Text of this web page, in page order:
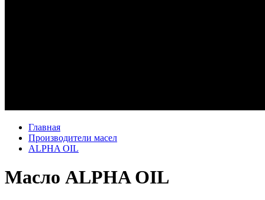
Главная
Производители масел
ALPHA OIL
Масло ALPHA OIL